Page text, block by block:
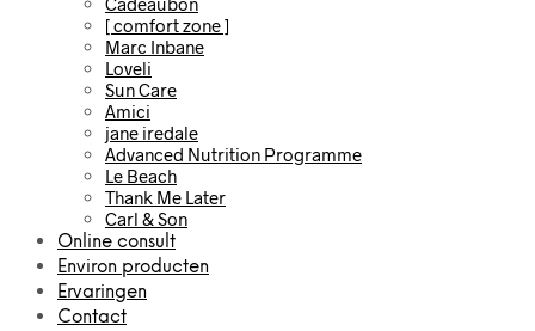
[ comfort zone ]
Marc Inbane
Loveli
Sun Care
Amici
jane iredale
Advanced Nutrition Programme
Le Beach
Thank Me Later
Carl & Son
Online consult
Environ producten
Ervaringen
Contact